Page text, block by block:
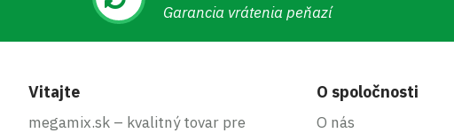
Garancia vrátenia peňazí
Vitajte
megamix.sk – kvalitný tovar pre
O spoločnosti
O nás